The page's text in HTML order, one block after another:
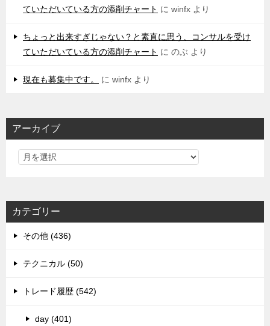
ていただいている方の添削チャート に winfx より
ちょっと出来すぎじゃない？と素直に思う、コンサルを受け
ていただいている方の添削チャート に のぶ より
現在も募集中です。 に winfx より
アーカイブ
カテゴリー
その他 (436)
テクニカル (50)
トレード履歴 (542)
day (401)